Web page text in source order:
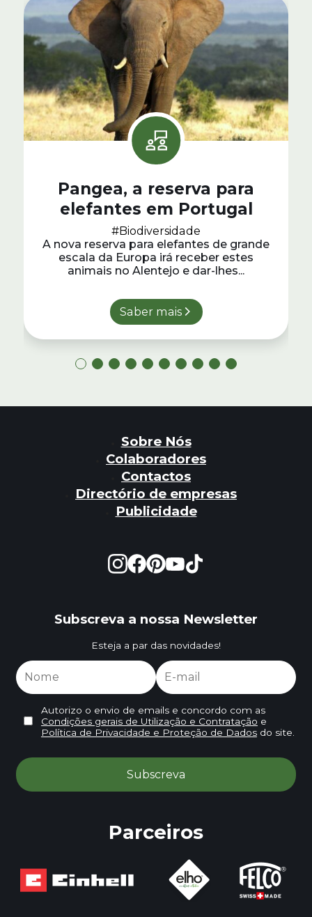
Pangea, a reserva para
elefantes em Portugal
#Biodiversidade
A nova reserva para elefantes de grande
escala da Europa irá receber estes
animais no Alentejo e dar-lhes...
Saber mais
Sobre Nós
Colaboradores
Contactos
Directório de empresas
Publicidade
Subscreva a nossa Newsletter
Esteja a par das novidades!
Autorizo o envio de emails e concordo com as
Condições gerais de Utilização e Contratação e
Política de Privacidade e Proteção de Dadosdo site.
Parceiros